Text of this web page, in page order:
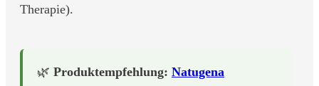
Therapie).
🌿 Produktempfehlung: Natugena